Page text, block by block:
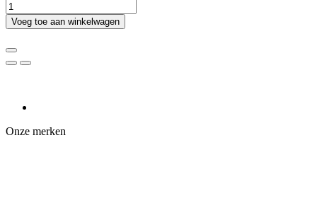
Voeg toe aan winkelwagen
Onze merken